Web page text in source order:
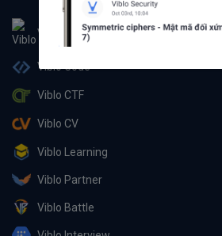
Viblo
Viblo Code
Viblo CTF
Viblo CV
Viblo Learning
Viblo Partner
Viblo Battle